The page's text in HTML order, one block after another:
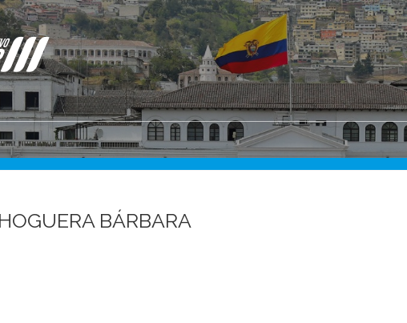
BÁRBARA